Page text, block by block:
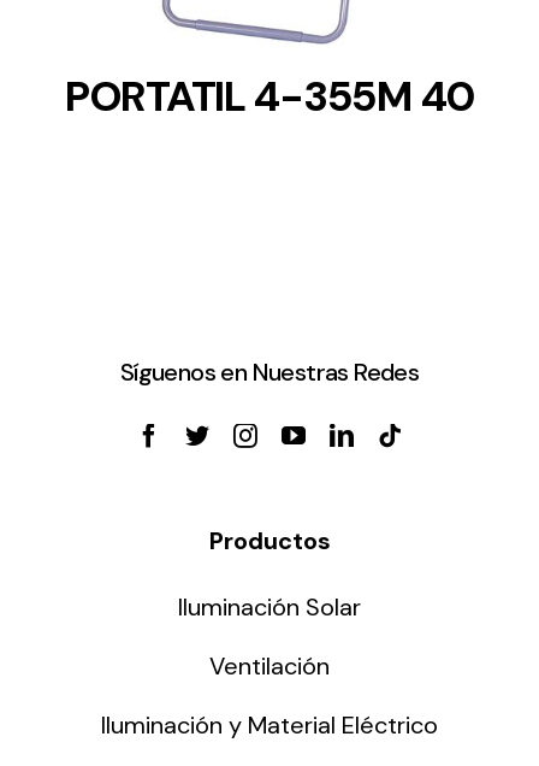
PORTATIL 4-355M 40
Síguenos en Nuestras Redes
Productos
Iluminación Solar
Ventilación
Iluminación y Material Eléctrico